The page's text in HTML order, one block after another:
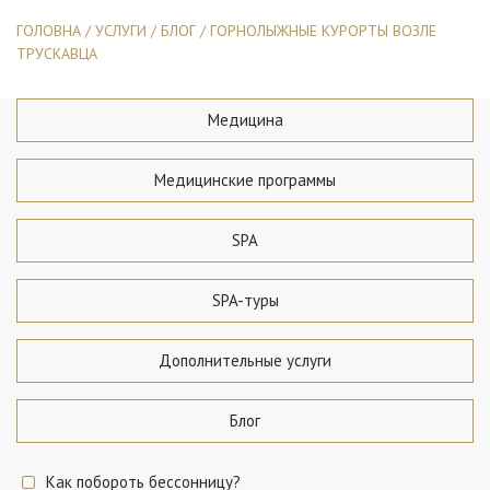
ГОЛОВНА /УСЛУГИ /БЛОГ /ГОРНОЛЫЖНЫЕ КУРОРТЫ ВОЗЛЕ
ТРУСКАВЦА
Медицина
Медицинские программы
SPA
SPA-туры
Дополнительные услуги
Блог
Как побороть бессонницу?